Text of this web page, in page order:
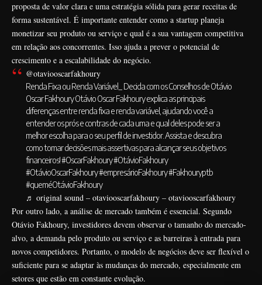
proposta de valor clara e uma estratégia sólida para gerar receitas de
forma sustentável. É importante entender como a startup planeja
monetizar seu produto ou serviço e qual é a sua vantagem competitiva
em relação aos concorrentes. Isso ajuda a prever o potencial de
crescimento e a escalabilidade do negócio.
@otaviooscarfakhoury
Renda Fixa ou Renda Variável_ Decida com os Conselhos de Otávio
Oscar Fakhoury Otávio Oscar Fakhoury explica as principais
diferenças entre renda fixa e renda variável, ajudando você a
entender os prós e contras de cada uma e qual deles pode ser a
melhor escolha para o seu perfil de investidor. Assista e descubra
como tomar decisões mais assertivas para alcançar seus objetivos
financeiros!#OscarFakhoury#OtávioFakhoury
#OtávioOscarFakhoury#empresárioFakhoury#Fakhouryptb
#queméOtávioFakhoury
♬ original sound – otaviooscarfakhoury – otaviooscarfakhoury
Por outro lado, a análise de mercado também é essencial. Segundo
Otávio Fakhoury, investidores devem observar o tamanho do mercado-
alvo, a demanda pelo produto ou serviço e as barreiras à entrada para
novos competidores. Portanto, o modelo de negócios deve ser flexível o
suficiente para se adaptar às mudanças do mercado, especialmente em
setores que estão em constante evolução.